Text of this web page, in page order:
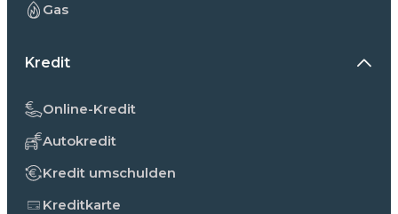
Gas
Kredit
Online-Kredit
Autokredit
Kredit umschulden
Kreditkarte